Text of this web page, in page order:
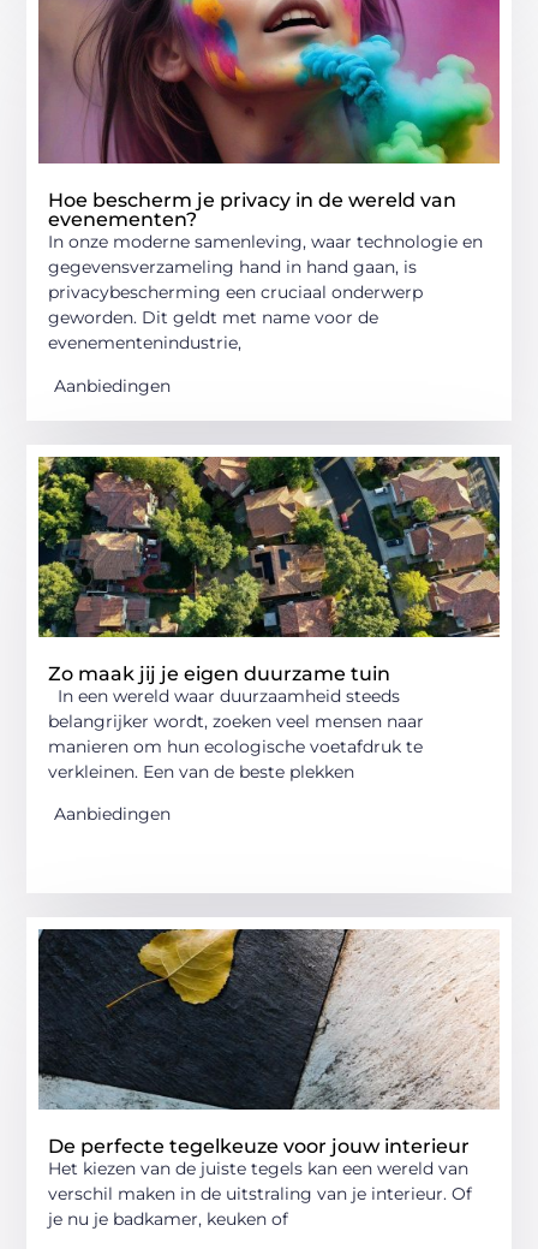
Hoe bescherm je privacy in de wereld van
evenementen?
In onze moderne samenleving, waar technologie en
gegevensverzameling hand in hand gaan, is
privacybescherming een cruciaal onderwerp
geworden. Dit geldt met name voor de
evenementenindustrie,
Aanbiedingen
Zo maak jij je eigen duurzame tuin
In een wereld waar duurzaamheid steeds
belangrijker wordt, zoeken veel mensen naar
manieren om hun ecologische voetafdruk te
verkleinen. Een van de beste plekken
Aanbiedingen
De perfecte tegelkeuze voor jouw interieur
Het kiezen van de juiste tegels kan een wereld van
verschil maken in de uitstraling van je interieur. Of
je nu je badkamer, keuken of